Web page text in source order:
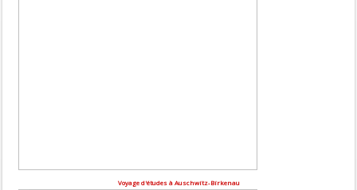
Voyage d'études à Auschwitz-Birkenau